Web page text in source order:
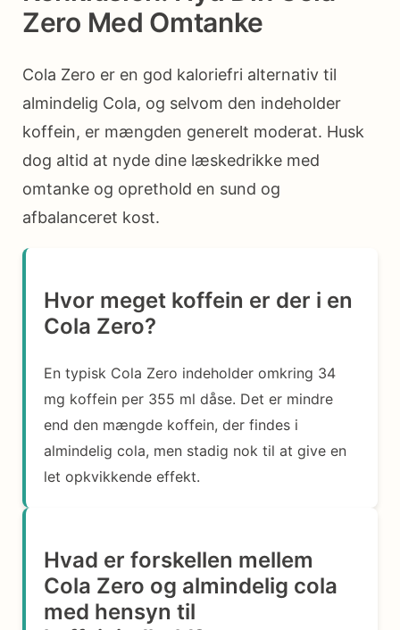
Zero Med Omtanke
Cola Zero er en god kaloriefri alternativ til
almindelig Cola, og selvom den indeholder
koffein, er mængden generelt moderat. Husk
dog altid at nyde dine læskedrikke med
omtanke og oprethold en sund og
afbalanceret kost.
Hvor meget koffein er der i en
Cola Zero?
En typisk Cola Zero indeholder omkring 34
mg koffein per 355 ml dåse. Det er mindre
end den mængde koffein, der findes i
almindelig cola, men stadig nok til at give en
let opkvikkende effekt.
Hvad er forskellen mellem
Cola Zero og almindelig cola
med hensyn til